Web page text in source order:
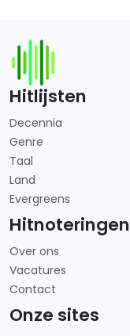
Hitlijsten
Decennia
Genre
Taal
Land
Evergreens
Hitnoteringen
Over ons
Vacatures
Contact
Onze sites